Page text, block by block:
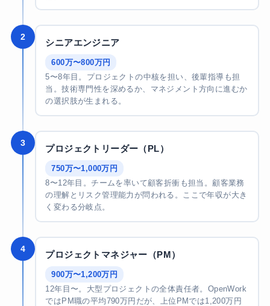
2
シニアエンジニア
600万〜800万円
5〜8年目。プロジェクトの中核を担い、後輩指導も担
当。技術専門性を深めるか、マネジメント方向に進むか
の選択肢が生まれる。
3
プロジェクトリーダー（PL）
750万〜1,000万円
8〜12年目。チームを率いて顧客折衝も担当。顧客業務
の理解とリスク管理能力が問われる。ここで年収が大き
く変わる分岐点。
4
プロジェクトマネジャー（PM）
900万〜1,200万円
12年目〜。大型プロジェクトの全体責任者。OpenWork
ではPM職の平均790万円だが、上位PMでは1,200万円